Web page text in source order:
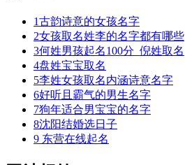
1古韵诗意的女孩名字
2女孩取名姓李的名字都有哪些
3何姓男孩起名100分_倪姓取名
4盘姓宝宝取名
5李姓女孩取名内涵诗意名字
6好听且霸气的男生名字
7狗年适合男宝宝的名字
8沈阳结婚选日子
9 东营在线起名